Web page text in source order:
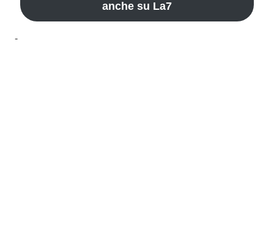
anche su La7
-